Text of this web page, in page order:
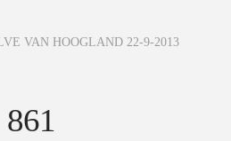
VAN HOOGLAND 22-9-2013
861